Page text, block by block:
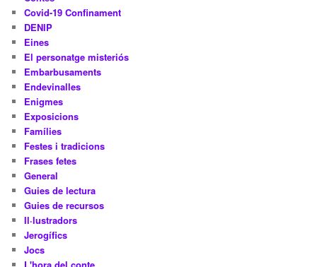
Covid-19 Confinament
DENIP
Eines
El personatge misteriós
Embarbusaments
Endevinalles
Enigmes
Exposicions
Famílies
Festes i tradicions
Frases fetes
General
Guies de lectura
Guies de recursos
Il·lustradors
Jerogífics
Jocs
L'hora del conte